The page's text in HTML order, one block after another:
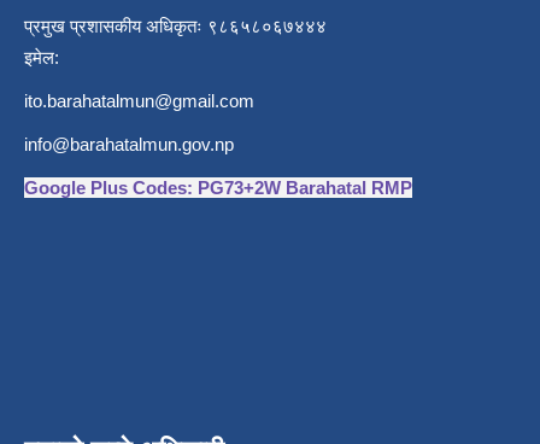
प्रमुख प्रशासकीय अधिकृतः ९८६५८०६७४४४
इमेल:
ito.barahatalmun@gmail.com
info@barahatalmun.gov.np
Google Plus Codes: PG73+2W Barahatal RMP